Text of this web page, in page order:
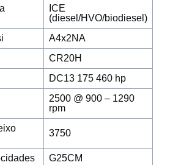
ICE
(diesel/HVO/biodiesel)
A4x2NA
CR20H
DC13 175 460 hp
2500 @ 900 – 1290
rpm
3750
G25CM